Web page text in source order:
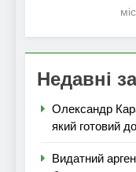
Недавні
Олександр
який готовий
Видатний